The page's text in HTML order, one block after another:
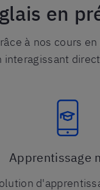
en
à nos cours
Apprentissage